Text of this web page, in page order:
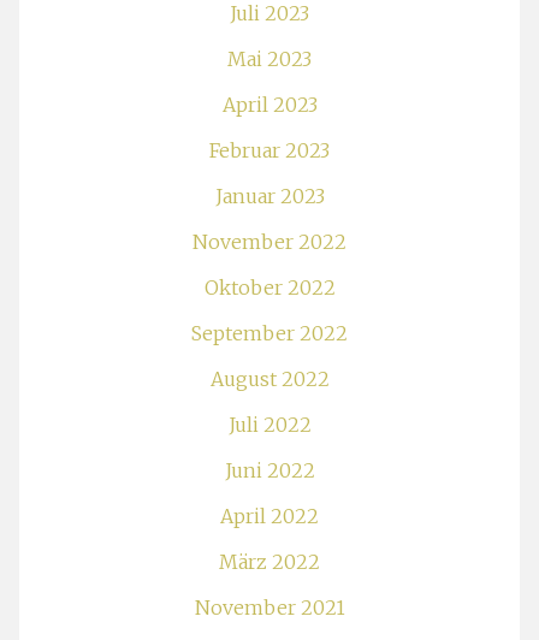
Juli 2023
Mai 2023
April 2023
Februar 2023
Januar 2023
November 2022
Oktober 2022
September 2022
August 2022
Juli 2022
Juni 2022
April 2022
März 2022
November 2021